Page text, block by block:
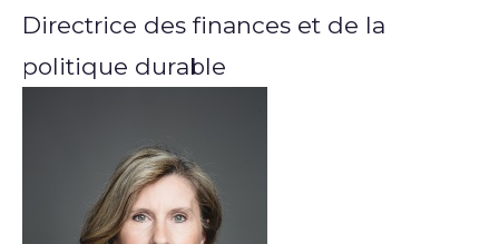
Directrice des finances et de la
politique durable